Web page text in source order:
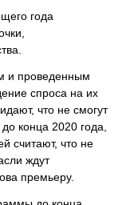
года
и проведенным
спроса на их
что не смогут
конца 2020 года,
считают, что не
ждут
премьеру.